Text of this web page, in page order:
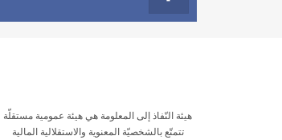
هيئة النّفاذ إلى المعلومة هي هيئة عمومية مستقلّة
تتمتّع بالشخصيّة المعنوية والاستقلالية المالية